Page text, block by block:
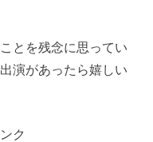
とを残念に思ってい
演があったら嬉しい
ク